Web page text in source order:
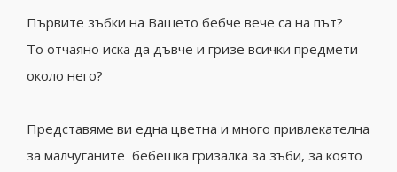
Първите зъбки на Вашето бебче вече са на път?
То отчаяно иска да дъвче и гризе всички предмети
около него?
Представяме ви една цветна и много привлекателна
за малчуганите бебешка гризалка за зъби, за която